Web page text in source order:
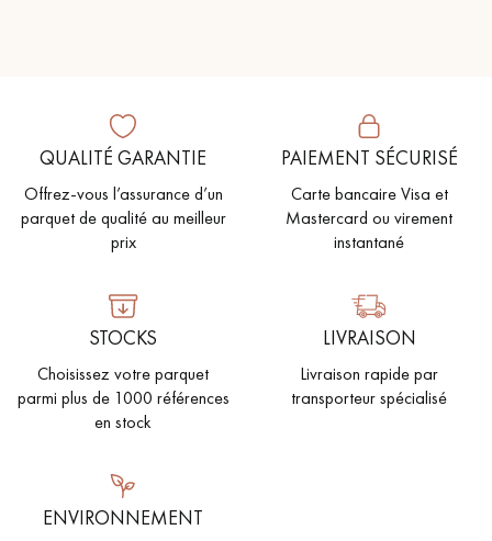
QUALITÉ GARANTIE
Offrez-vous l’assurance d’un
parquet de qualité au meilleur
prix
PAIEMENT SÉCURISÉ
Carte bancaire Visa et
Mastercard ou virement
instantané
STOCKS
Choisissez votre parquet
parmi plus de 1000 références
en stock
LIVRAISON
Livraison rapide par
transporteur spécialisé
ENVIRONNEMENT